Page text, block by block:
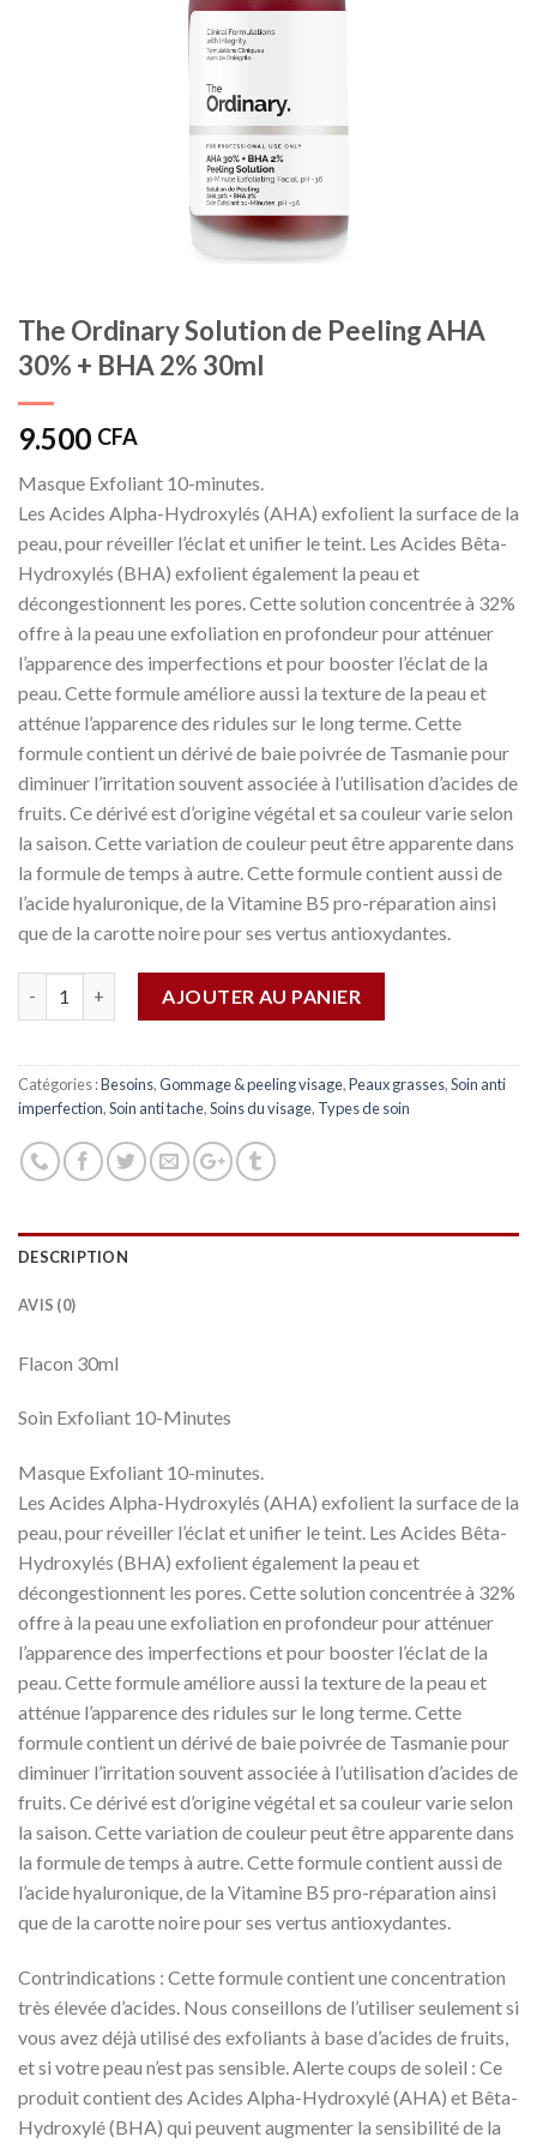
The Ordinary Solution de Peeling AHA
30% + BHA 2% 30ml
9.500 CFA
Masque Exfoliant 10-minutes.
Les Acides Alpha-Hydroxylés (AHA) exfolient la surface de la
peau, pour réveiller l’éclat et unifier le teint. Les Acides Bêta-
Hydroxylés (BHA) exfolient également la peau et
décongestionnent les pores. Cette solution concentrée à 32%
offre à la peau une exfoliation en profondeur pour atténuer
l’apparence des imperfections et pour booster l’éclat de la
peau. Cette formule améliore aussi la texture de la peau et
atténue l’apparence des ridules sur le long terme. Cette
formule contient un dérivé de baie poivrée de Tasmanie pour
diminuer l’irritation souvent associée à l’utilisation d’acides de
fruits. Ce dérivé est d’origine végétal et sa couleur varie selon
la saison. Cette variation de couleur peut être apparente dans
la formule de temps à autre. Cette formule contient aussi de
l’acide hyaluronique, de la Vitamine B5 pro-réparation ainsi
que de la carotte noire pour ses vertus antioxydantes.
AJOUTER AU PANIER
Catégories :Besoins,Gommage & peeling visage,Peaux grasses,Soin anti
imperfection,Soin anti tache,Soins du visage, Types de soin
DESCRIPTION
AVIS (0)
Flacon 30ml
Soin Exfoliant 10-Minutes
Masque Exfoliant 10-minutes.
Les Acides Alpha-Hydroxylés (AHA) exfolient la surface de la
peau, pour réveiller l’éclat et unifier le teint. Les Acides Bêta-
Hydroxylés (BHA) exfolient également la peau et
décongestionnent les pores. Cette solution concentrée à 32%
offre à la peau une exfoliation en profondeur pour atténuer
l’apparence des imperfections et pour booster l’éclat de la
peau. Cette formule améliore aussi la texture de la peau et
atténue l’apparence des ridules sur le long terme. Cette
formule contient un dérivé de baie poivrée de Tasmanie pour
diminuer l’irritation souvent associée à l’utilisation d’acides de
fruits. Ce dérivé est d’origine végétal et sa couleur varie selon
la saison. Cette variation de couleur peut être apparente dans
la formule de temps à autre. Cette formule contient aussi de
l’acide hyaluronique, de la Vitamine B5 pro-réparation ainsi
que de la carotte noire pour ses vertus antioxydantes.
Contrindications : Cette formule contient une concentration
très élevée d’acides. Nous conseillons de l’utiliser seulement si
vous avez déjà utilisé des exfoliants à base d’acides de fruits,
et si votre peau n’est pas sensible. Alerte coups de soleil : Ce
produit contient des Acides Alpha-Hydroxylé (AHA) et Bêta-
Hydroxylé (BHA) qui peuvent augmenter la sensibilité de la